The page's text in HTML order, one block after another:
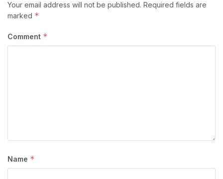
Your email address will not be published. Required fields are
marked *
Comment *
Name *